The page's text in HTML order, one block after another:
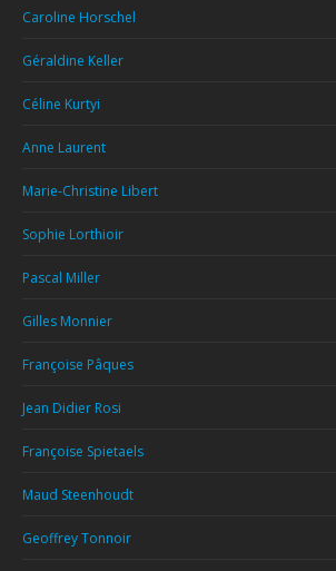
Caroline Horschel
Géraldine Keller
Céline Kurtyi
Anne Laurent
Marie-Christine Libert
Sophie Lorthioir
Pascal Miller
Gilles Monnier
Françoise Pâques
Jean Didier Rosi
Françoise Spietaels
Maud Steenhoudt
Geoffrey Tonnoir